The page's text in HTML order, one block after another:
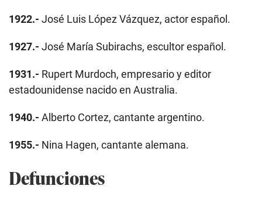
1922.- José Luis López Vázquez, actor español.
1927.- José María Subirachs, escultor español.
1931.- Rupert Murdoch, empresario y editor
estadounidense nacido en Australia.
1940.- Alberto Cortez, cantante argentino.
1955.- Nina Hagen, cantante alemana.
Defunciones